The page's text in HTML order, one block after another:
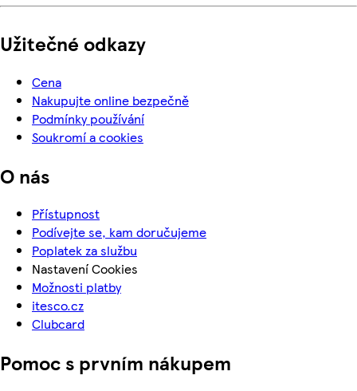
Užitečné odkazy
Cena
Nakupujte online bezpečně
Podmínky používání
Soukromí a cookies
O nás
Přístupnost
Podívejte se, kam doručujeme
Poplatek za službu
Nastavení Cookies
Možnosti platby
itesco.cz
Clubcard
Pomoc s prvním nákupem